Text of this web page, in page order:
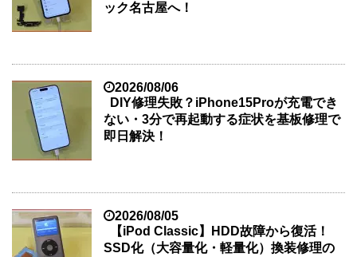
ック名古屋へ！
2026/08/06
DIY修理失敗？iPhone15Proが充電でき
ない・3分で再起動する症状を基板修理で
即日解決！
2026/08/05
【iPod Classic】HDD故障から復活！
SSD化（大容量化・軽量化）換装修理の